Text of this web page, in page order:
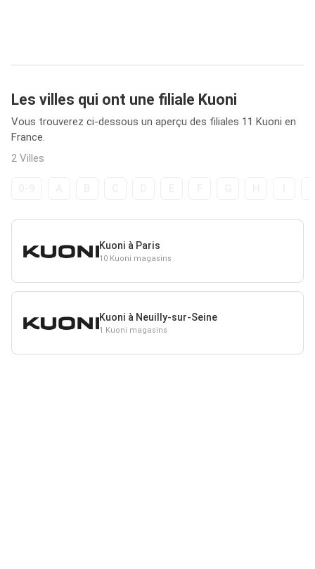
Les villes qui ont une filiale Kuoni
Vous trouverez ci-dessous un aperçu des filiales 11 Kuoni en
France.
2 Villes
Kuoni à Paris
10 Kuoni magasins
Kuoni à Neuilly-sur-Seine
1 Kuoni magasins